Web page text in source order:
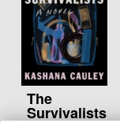
The
Survivalists